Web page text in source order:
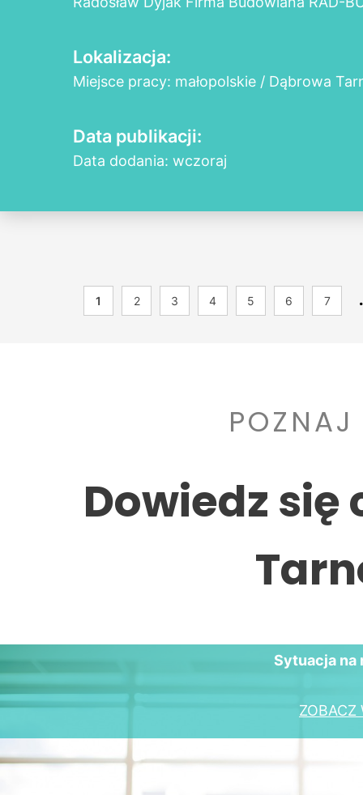
Lokalizacja:
Miejsce pracy: małopolskie / Dąbrowa
Data publikacji:
Data dodania: wczoraj
1 2 3 4 5 6 7
Dowiedz się
Sytuacja na
ZOBACZ